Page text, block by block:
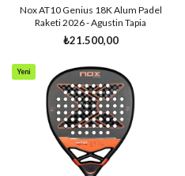
Nox AT10 Genius 18K Alum Padel
Raketi 2026 - Agustin Tapia
₺21.500,00
Yeni